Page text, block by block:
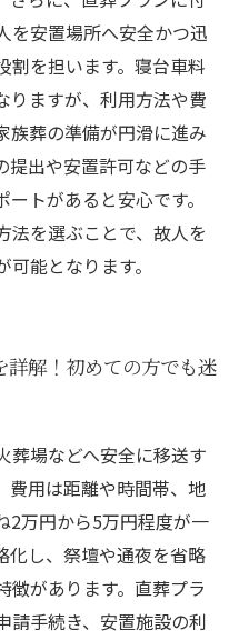
を安置場所へ安全かつ迅
割を担います。寝台車料
りますが、利用方法や費
族葬の準備が円滑に進み
提出や安置許可などの手
トがあると安心です。
法を選ぶことで、故人を
能となります。
解！初めての方でも迷
葬場などへ安全に移送す
費用は距離や時間帯、地
2万円から5万円程度が一
化し、祭壇や通夜を省略
徴があります。直葬プラ
請手続き、安置施設の利